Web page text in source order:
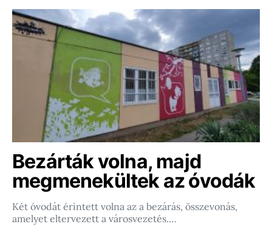
Bezárták volna, majd
megmenekültek az óvodák
Két óvodát érintett volna az a bezárás, összevonás,
amelyet eltervezett a városvezetés.…